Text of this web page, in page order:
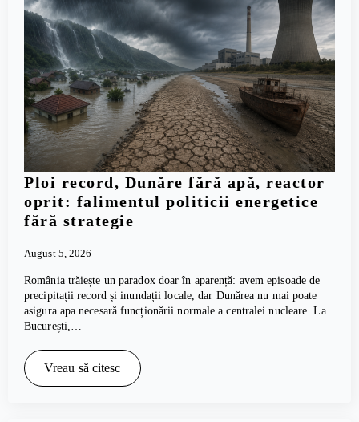
Ploi record, Dunăre fără apă, reactor
oprit: falimentul politicii energetice
fără strategie
August 5, 2026
România trăiește un paradox doar în aparență: avem episoade de
precipitații record și inundații locale, dar Dunărea nu mai poate
asigura apa necesară funcționării normale a centralei nucleare. La
București,…
Vreau să citesc